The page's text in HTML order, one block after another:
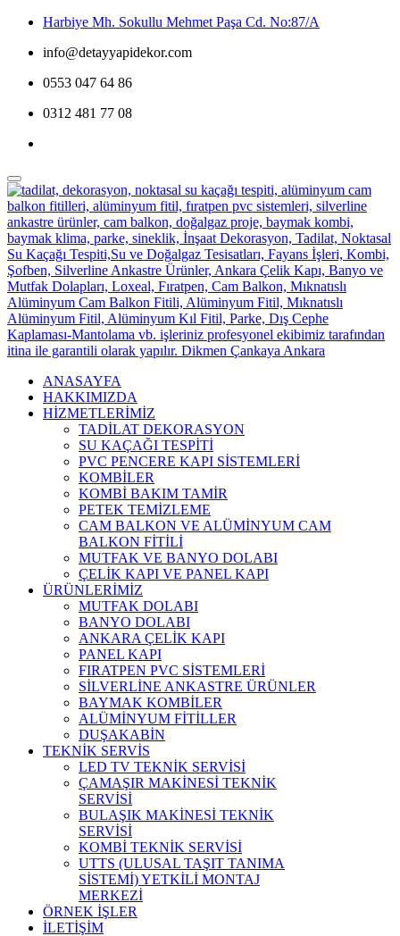
Harbiye Mh. Sokullu Mehmet Paşa Cd. No:87/A
info@detayyapidekor.com
0553 047 64 86
0312 481 77 08
ANASAYFA
HAKKIMIZDA
HİZMETLERİMİZ
TADİLAT DEKORASYON
SU KAÇAĞI TESPİTİ
PVC PENCERE KAPI SİSTEMLERİ
KOMBİLER
KOMBİ BAKIM TAMİR
PETEK TEMİZLEME
CAM BALKON VE ALÜMİNYUM CAM
BALKON FİTİLİ
MUTFAK VE BANYO DOLABI
ÇELİK KAPI VE PANEL KAPI
ÜRÜNLERİMİZ
MUTFAK DOLABI
BANYO DOLABI
ANKARA ÇELİK KAPI
PANEL KAPI
FIRATPEN PVC SİSTEMLERİ
SİLVERLİNE ANKASTRE ÜRÜNLER
BAYMAK KOMBİLER
ALÜMİNYUM FİTİLLER
DUŞAKABİN
TEKNİK SERVİS
LED TV TEKNİK SERVİSİ
ÇAMAŞIR MAKİNESİ TEKNİK
SERVİSİ
BULAŞIK MAKİNESİ TEKNİK
SERVİSİ
KOMBİ TEKNİK SERVİSİ
UTTS (ULUSAL TAŞIT TANIMA
SİSTEMİ) YETKİLİ MONTAJ
MERKEZİ
ÖRNEK İŞLER
İLETİŞİM